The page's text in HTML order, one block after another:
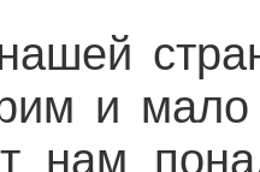
и
нам